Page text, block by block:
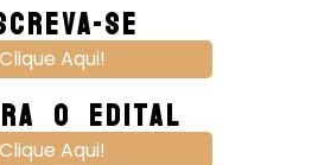
Se
Clique Aqui!
O Edital
Clique Aqui!